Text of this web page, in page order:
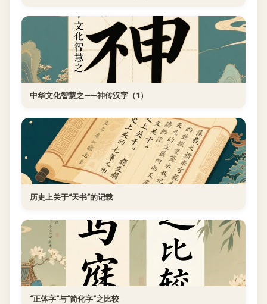
中华文化智慧之——神传汉字（1）
历史上关于“天书”的记载
“正体字”与“简化字”之比较